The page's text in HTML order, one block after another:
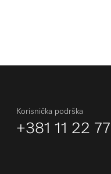
Korisnička podrška
+381 11 22 77